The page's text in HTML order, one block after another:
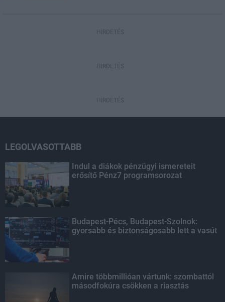
HIRDETÉS
HIRDETÉS
HIRDETÉS
LEGOLVASOTTABB
Indul a diákok pénzügyi ismereteit
erősítő Pénz7 programsorozat
Budapest-Pécs, Budapest-Szolnok:
gyorsabb és biztonságosabb lett a vasút
Amire többmillióan vártunk: szombattól
másodfokúra csökken a riasztás